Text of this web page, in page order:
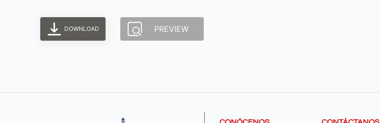
DOWNLOAD PREVIEW